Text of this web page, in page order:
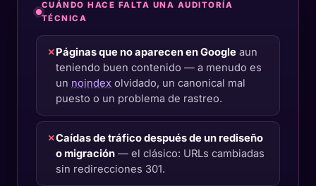
CUÁNDO HACE FALTA UNA AUDITORÍA
TÉCNICA
✗Páginas que no aparecen en Google aun
teniendo buen contenido — a menudo es
un noindex olvidado, un canonical mal
puesto o un problema de rastreo.
✗Caídas de tráfico después de un rediseño
o migración — el clásico: URLs cambiadas
sin redirecciones 301.